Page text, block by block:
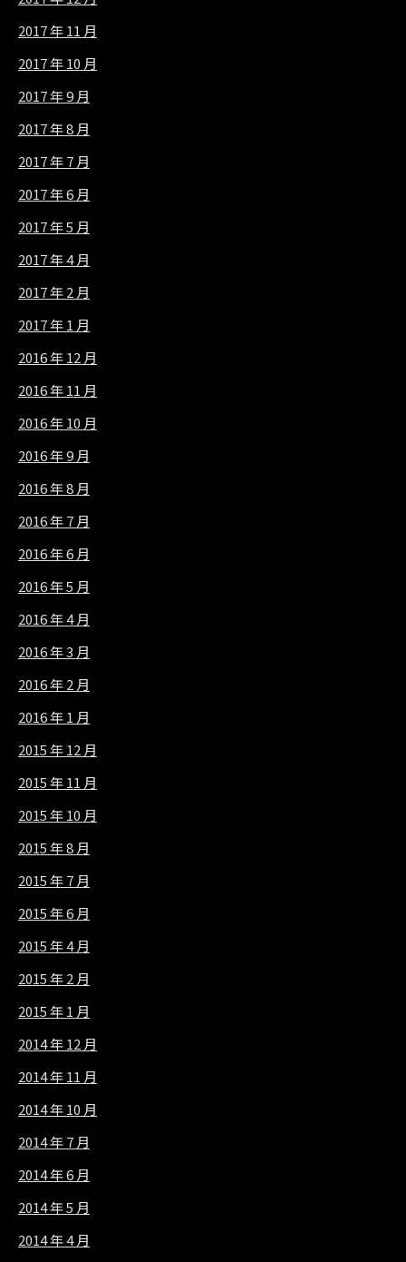
2017 年 11 月
2017 年 10 月
2017 年 9 月
2017 年 8 月
2017 年 7 月
2017 年 6 月
2017 年 5 月
2017 年 4 月
2017 年 2 月
2017 年 1 月
2016 年 12 月
2016 年 11 月
2016 年 10 月
2016 年 9 月
2016 年 8 月
2016 年 7 月
2016 年 6 月
2016 年 5 月
2016 年 4 月
2016 年 3 月
2016 年 2 月
2016 年 1 月
2015 年 12 月
2015 年 11 月
2015 年 10 月
2015 年 8 月
2015 年 7 月
2015 年 6 月
2015 年 4 月
2015 年 2 月
2015 年 1 月
2014 年 12 月
2014 年 11 月
2014 年 10 月
2014 年 7 月
2014 年 6 月
2014 年 5 月
2014 年 4 月